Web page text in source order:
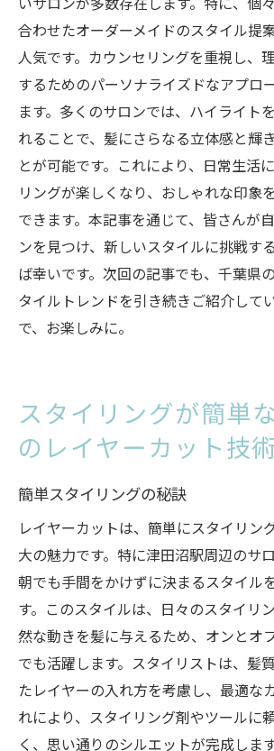
合わせたオーダーメイドのスタイル提
人気です。カウンセリングを重視し、
するためのパーソナライズドなアプロ
ます。多くのサロンでは、ハイライト
れることで、髪にさらなる立体感と輝
とが可能です。これにより、日常生活
リングが楽しくなり、おしゃれな印象
できます。本記事を通じて、皆さんが
ンを見つけ、新しいスタイルに挑戦す
ば幸いです。次回の記事でも、千葉県
タイルトレンドを引き続きご紹介して
で、お楽しみに。
スタイリングが簡単
のレイヤーカット技
簡単スタイリングの秘訣
レイヤーカットは、簡単にスタイリン
大の魅力です。特に津田沼駅周辺のサ
朝でも手間をかけずに決まるスタイル
す。このスタイルは、日々のスタイリ
然な動きを髪に与えるため、オンとオ
でも活躍します。スタイリストは、髪
たレイヤーの入れ方を考慮し、最適な
れにより、スタイリング剤やツールに
く、思い通りのシルエットが完成しま